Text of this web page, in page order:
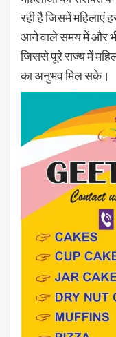
रही है जिसमें महिलाएं
आने वाले समय में और भी
जिससे पूरे राज्य में
का अनुभव मिल सके।